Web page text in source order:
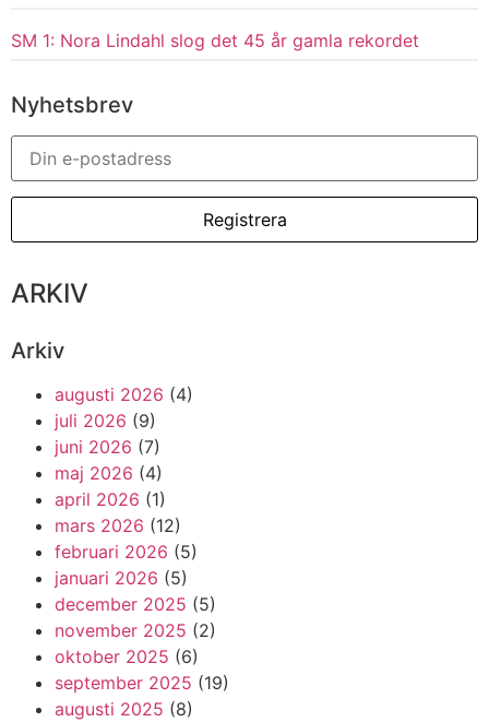
SM 1: Nora Lindahl slog det 45 år gamla rekordet
Nyhetsbrev
ARKIV
Arkiv
augusti 2026 (4)
juli 2026 (9)
juni 2026 (7)
maj 2026 (4)
april 2026 (1)
mars 2026 (12)
februari 2026 (5)
januari 2026 (5)
december 2025 (5)
november 2025 (2)
oktober 2025 (6)
september 2025 (19)
augusti 2025 (8)